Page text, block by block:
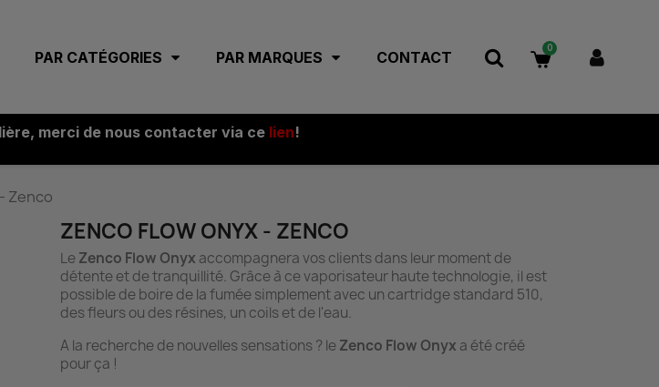
PAR CATÉGORIES PAR MARQUES CONTACT
merci de nous contacter via ce lien!
Zenco
ZENCO FLOW ONYX - ZENCO
LeZenco Flow Onyx accompagnera vos clients dans leur moment de
détente et de tranquillité. Grâce à ce vaporisateur haute technologie, il est
possible de boire de la fumée simplement avec un cartridge standard 510,
des fleurs ou des résines, un coils et de l'eau.
A la recherche de nouvelles sensations ? leZenco Flow Onyx a été créé
pour ça !